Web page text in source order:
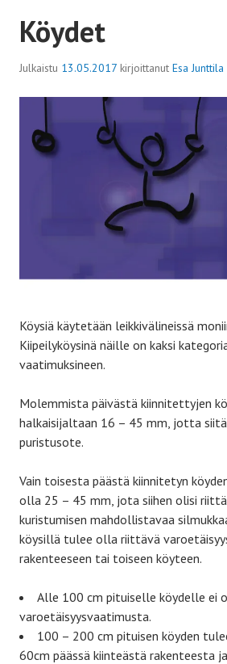
Köydet
Julkaistu 13.05.2017 kirjoittanut Esa Junttila
Köysiä käytetään leikkivälineissä
Kiipeilyköysinä näille on kaksi
vaatimuksineen.
Molemmista päivästä kiinnitettyjen
halkaisijaltaan 16 – 45 mm, jotta
puristusote.
Vain toisesta päästä kiinnitetyn
olla 25 – 45 mm, jota siihen olisi
kuristumisen mahdollistavaa
köysillä tulee olla riittävä
rakenteeseen tai toiseen köyteen.
Alle 100 cm pituiselle köydelle ei
varoetäisyysvaatimusta.
100 – 200 cm pituisen köyden
60cm päässä kiinteästä rakenteesta